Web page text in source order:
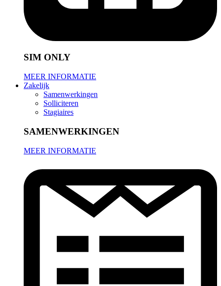
SIM ONLY
MEER INFORMATIE
Zakelijk
Samenwerkingen
Solliciteren
Stagiaires
SAMENWERKINGEN
MEER INFORMATIE